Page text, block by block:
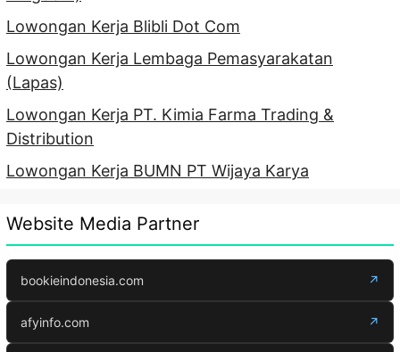
Lowongan Kerja Blibli Dot Com
Lowongan Kerja Lembaga Pemasyarakatan
(Lapas)
Lowongan Kerja PT. Kimia Farma Trading &
Distribution
Lowongan Kerja BUMN PT Wijaya Karya
Website Media Partner
bookieindonesia.com ↗
afyinfo.com ↗